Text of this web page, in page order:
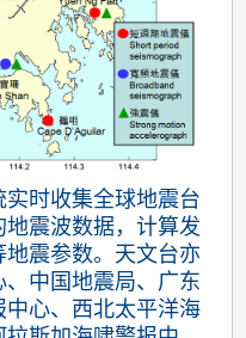
时收集全球地震台
震波数据，计算发
震参数。天文台亦
中国地震局、广东
心、西北太平洋海